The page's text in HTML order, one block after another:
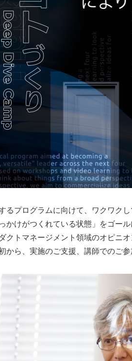
るプログラムに向けて、ワクワク
かけがつくれている状態」をゴー
クトマネージメント領域のオピニ
から、実施のご支援、講師でのご